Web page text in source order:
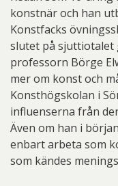
konstnär och han
Konstfacks
slutet på sjuttiotalet
professorn Börge
mer om konst och
Konsthögskolan i
influenserna från
Även om han i
enbart arbeta som
som kändes